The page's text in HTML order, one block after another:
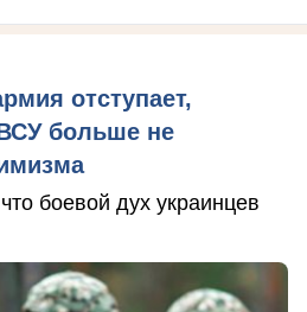
отступает,
больше не
боевой дух украинцев